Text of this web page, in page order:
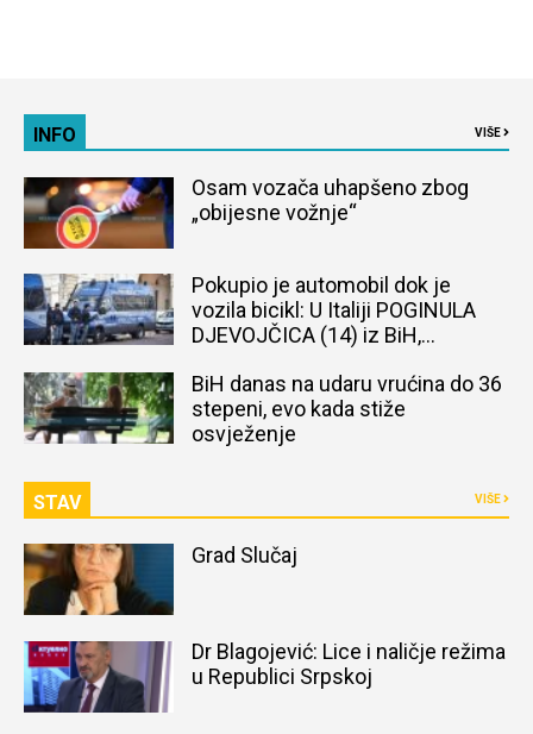
INFO VIŠE
Osam vozača uhapšeno zbog
„obijesne vožnje“
Pokupio je automobil dok je
vozila bicikl: U Italiji POGINULA
DJEVOJČICA (14) iz BiH,
BiH danas na udaru vrućina do 36
stepeni, evo kada stiže
osvježenje
STAV VIŠE
Grad Slučaj
Dr Blagojević: Lice i naličje režima
u Republici Srpskoj